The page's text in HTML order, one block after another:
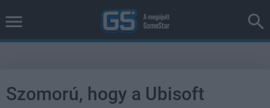
Szomorú, hogy a Ubisoft